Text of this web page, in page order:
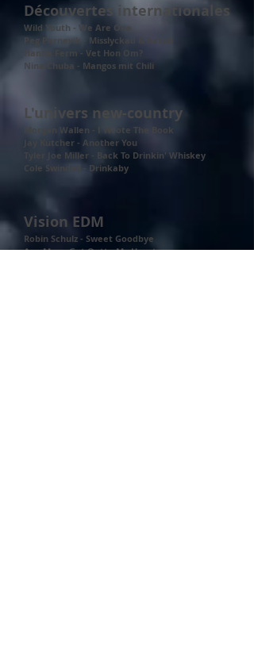
Découvertes internationales
Wild Youth - We Are One
Peg Parnevik - Misslyckad & hatad
Hanna Ferm - Vet Hon Om?
Nina Chuba - Mangos mit Chili
L'univers new-country
Morgan Wallen - I Wrote The Book
Jay Kutcher - Another You
Tyler Joe Miller - Back To Drinkin' Whiskey
Cole Swindell - Drinkaby
Vision EDM
Robin Schulz - Sweet Goodbye
Ava Max - Get Outta My Heart